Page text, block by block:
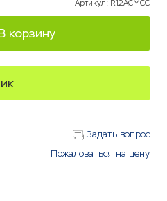
Артикул: R12АСМСC
корзину
Задать вопрос
Пожаловаться на цену